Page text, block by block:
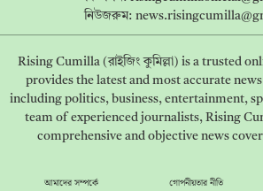
নিউজরুম:
Rising Cumilla (রাইজিং কুমিল্লা) is a trusted
provides the latest and most accurate
including politics, business, entertainment,
team of experienced journalists, Rising
comprehensive and objective news
আমাদের সম্পর্কে গোপনীয়তার নীতি